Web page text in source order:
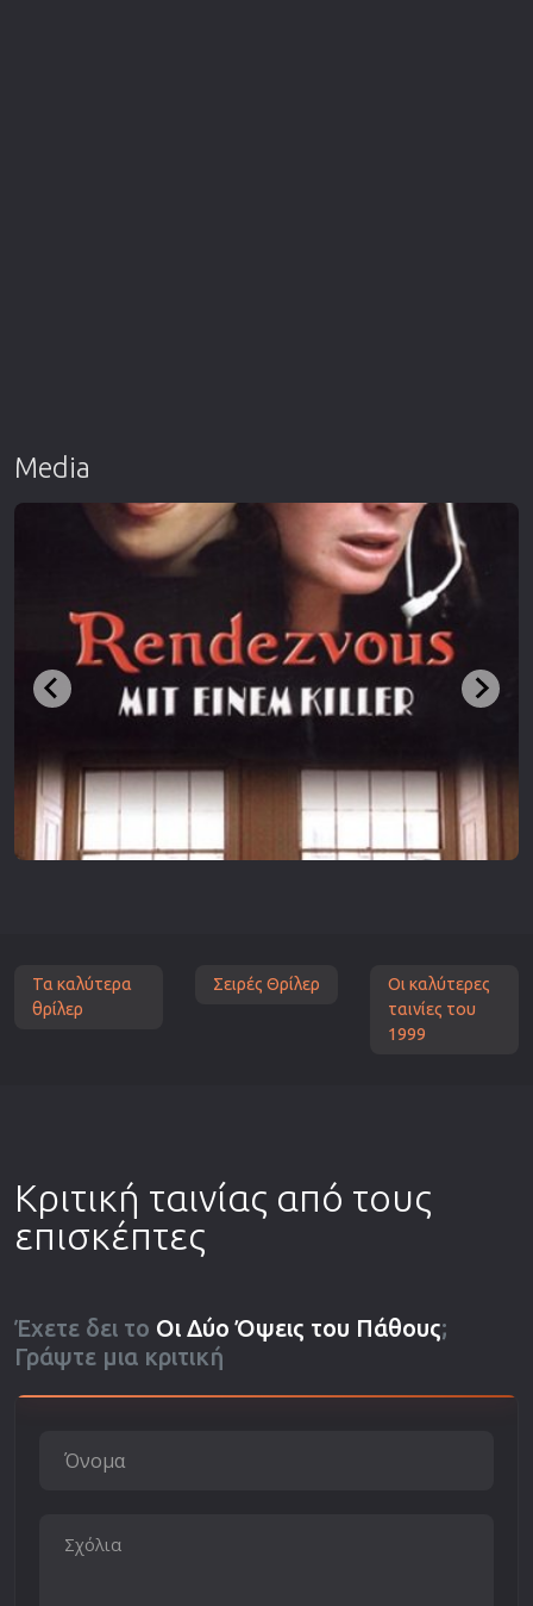
Media
Τα καλύτερα
θρίλερ
Σειρές Θρίλερ
Οι καλύτερες
ταινίες του
1999
Κριτική ταινίας από τους
επισκέπτες
Έχετε δει το Οι Δύο Όψεις του Πάθους;
Γράψτε μια κριτική